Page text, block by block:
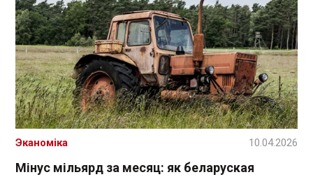
Мінус мільярд за месяц: як беларуская
Эканоміка 10.04.2026